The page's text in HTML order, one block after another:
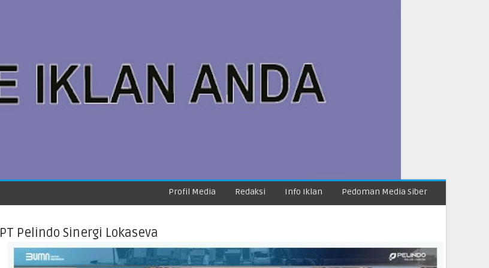
Profil Media Redaksi Info Iklan Pedoman Media Siber
PT Pelindo Sinergi Lokaseva